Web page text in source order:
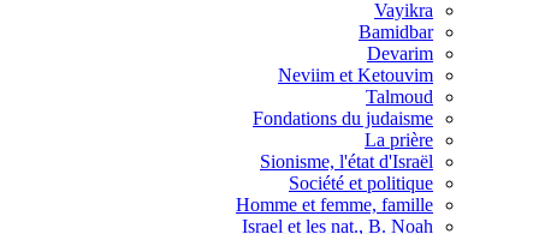
Vayikra
Bamidbar
Devarim
Neviim et Ketouvim
Talmoud
Fondations du judaisme
La prière
Sionisme, l'état d'Israël
Société et politique
Homme et femme, famille
Israel et les nat., B. Noah